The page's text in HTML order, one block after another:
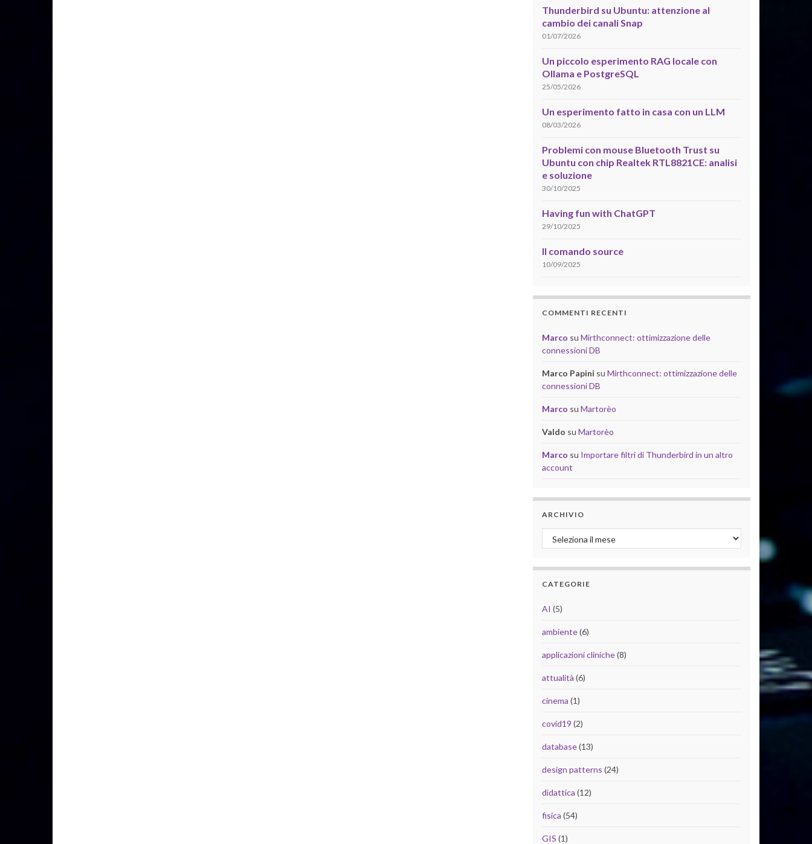
Thunderbird su Ubuntu: attenzione al
cambio dei canali Snap
01/07/2026
Un piccolo esperimento RAG locale con
Ollama e PostgreSQL
25/05/2026
Un esperimento fatto in casa con un LLM
08/03/2026
Problemi con mouse Bluetooth Trust su
Ubuntu con chip Realtek RTL8821CE: analisi
e soluzione
30/10/2025
Having fun with ChatGPT
29/10/2025
Il comando source
10/09/2025
COMMENTI RECENTI
Marco su Mirthconnect: ottimizzazione delle
connessioni DB
Marco Papini su Mirthconnect: ottimizzazione delle
connessioni DB
Marco su Martorèo
Valdo su Martorèo
Marco su Importare filtri di Thunderbird in un altro
account
ARCHIVIO
Archivio
CATEGORIE
AI (5)
ambiente(6)
applicazioni cliniche(8)
attualità (6)
cinema (1)
covid19 (2)
database(13)
design patterns (24)
didattica (12)
fisica (54)
GIS (1)